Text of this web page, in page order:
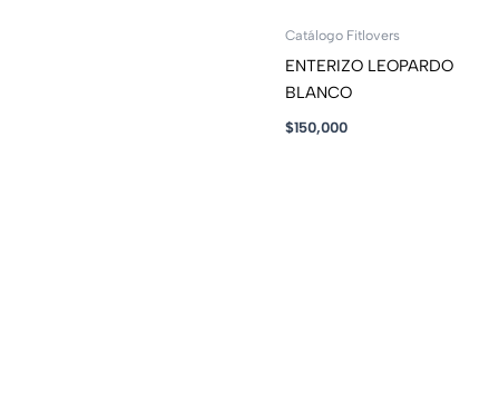
Catálogo Fitlovers
ENTERIZO LEOPARDO
BLANCO
$150,000